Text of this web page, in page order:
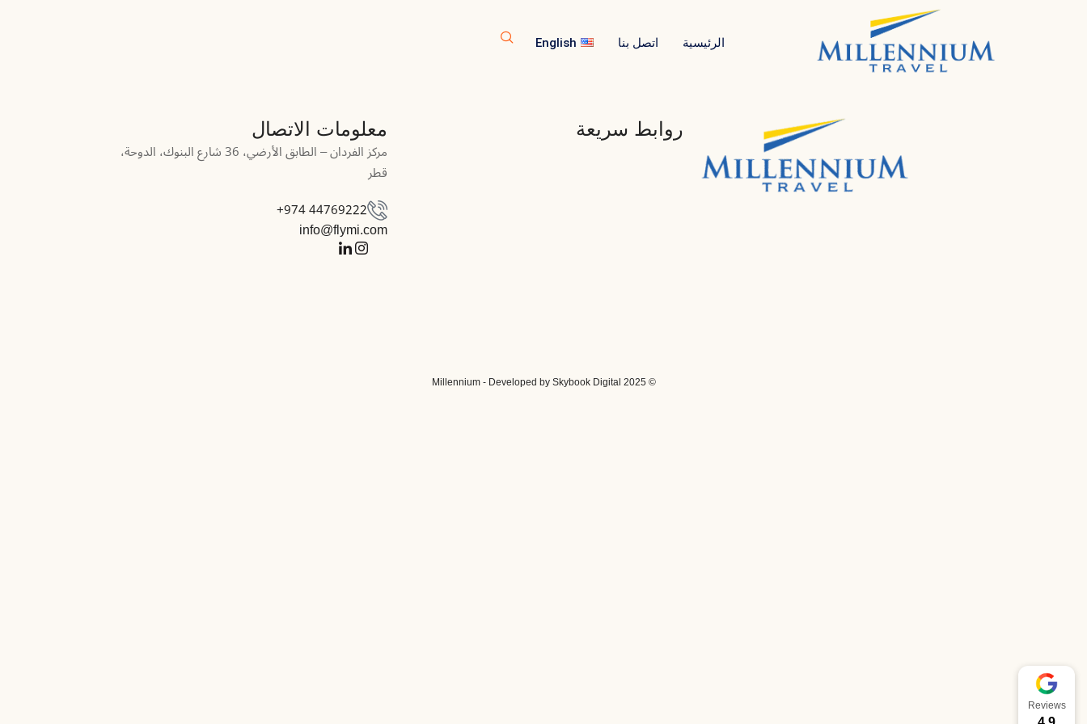
Reviews
الرئيسية اتصل بنا English
روابط سريعة معلومات الاتصال
مركز الفردان – الطابق الأرضي، 36 شارع البنوك، الدوحة،
قطر
44769222 974+
info@flymi.com
© 2025 Millennium - Developed by Skybook Digital